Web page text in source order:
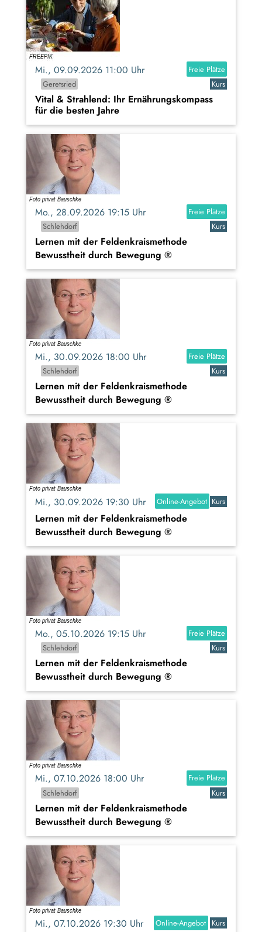
Mi., 09.09.2026 11:00 Uhr
Freie Plätze
Geretsried
Kurs
Vital & Strahlend: Ihr Ernährungskompass
für die besten Jahre
Mo., 28.09.2026 19:15 Uhr
Freie Plätze
Schlehdorf
Kurs
Lernen mit der Feldenkraismethode
Bewusstheit durch Bewegung ®
Mi., 30.09.2026 18:00 Uhr
Freie Plätze
Schlehdorf
Kurs
Lernen mit der Feldenkraismethode
Bewusstheit durch Bewegung ®
Mi., 30.09.2026 19:30 Uhr Online-Angebot Kurs
Lernen mit der Feldenkraismethode
Bewusstheit durch Bewegung ®
Mo., 05.10.2026 19:15 Uhr
Freie Plätze
Schlehdorf
Kurs
Lernen mit der Feldenkraismethode
Bewusstheit durch Bewegung ®
Mi., 07.10.2026 18:00 Uhr
Freie Plätze
Schlehdorf
Kurs
Lernen mit der Feldenkraismethode
Bewusstheit durch Bewegung ®
Mi., 07.10.2026 19:30 Uhr Online-Angebot Kurs